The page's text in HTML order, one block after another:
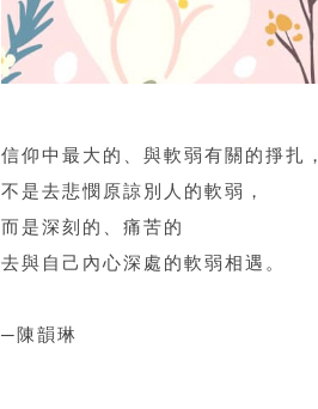
信仰中最大的、與軟弱有關的掙扎，
不是去悲憫原諒別人的軟弱，
而是深刻的、痛苦的
去與自己內心深處的軟弱相遇。
─陳韻琳